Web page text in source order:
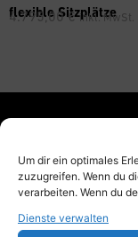
Um dir ein optimales
zuzugreifen. Wenn du
verarbeiten. Wenn du
Dienste verwalten
flexible Sitzplätze
4.795,00€ inkl. MwSt.
Xbrick®
designed by
wd3 GmbH
70174 Stuttgart